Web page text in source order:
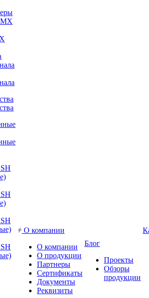
О компании
О компании
О продукции
Партнеры
Сертификаты
Документы
Реквизиты
Блог
Проекты
Обзоры
продукции